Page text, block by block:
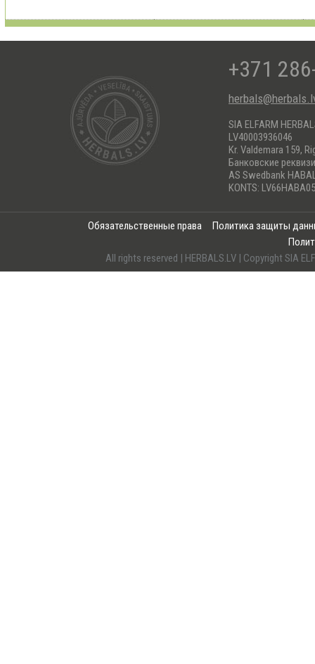
+371
SIA ELFARM
LV40003936046
Kr. Valdemara 159,
Банковские
AS Swedbank
KONTS:
Обязательственные права
Политика защиты
All rights reserved | HERBALS.LV | Copyright SIA